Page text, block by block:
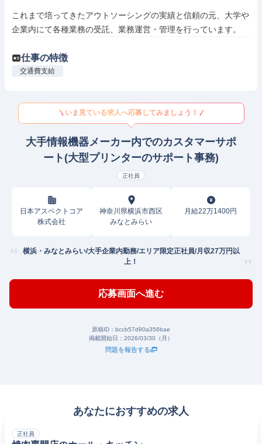
これまで培ってきたアウトソーシングの実績と信頼の元、大学や
企業内にて各種業務の受託、業務運営・管理を行っています。
仕事の特徴
交通費支給
いま見ている求人へ応募してみましょう！
大手情報機器メーカー内でのカスタマーサポ
ート(大型プリンターのサポート事務)
正社員
日本アスペクトコア
株式会社
神奈川県横浜市西区
みなとみらい
月給22万1400円
横浜・みなとみらい/大手企業内勤務/エリア限定正社員/月収27万円以
上！
応募画面へ進む
原稿ID： bccb57d90a356bae
掲載開始日： 2026/03/30（月）
問題を報告する
あなたにおすすめの求人
正社員